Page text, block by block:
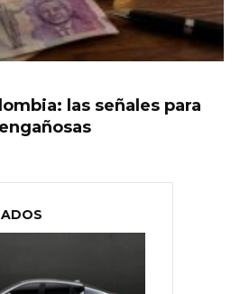
las señales para